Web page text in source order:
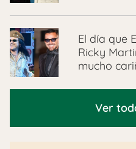
El día que
Ricky
mucho
Ver